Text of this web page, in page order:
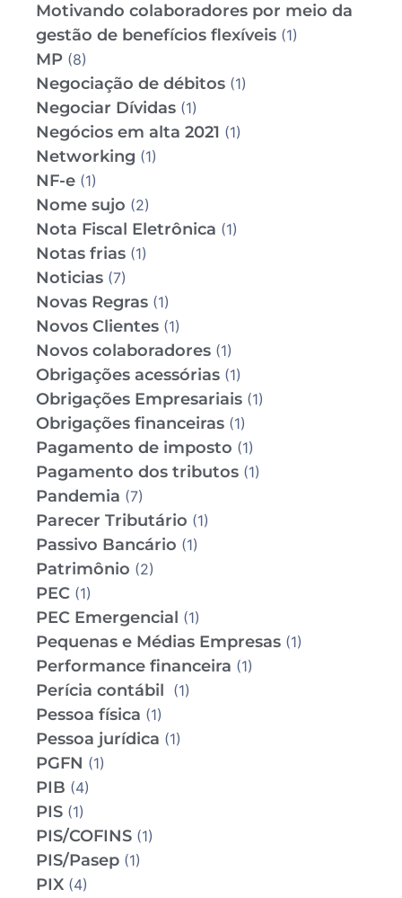
Motivando colaboradores por meio da
gestão de benefícios flexíveis (1)
MP (8)
Negociação de débitos (1)
Negociar Dívidas (1)
Negócios em alta 2021 (1)
Networking (1)
NF-e (1)
Nome sujo (2)
Nota Fiscal Eletrônica (1)
Notas frias (1)
Noticias (7)
Novas Regras (1)
Novos Clientes (1)
Novos colaboradores (1)
Obrigações acessórias (1)
Obrigações Empresariais (1)
Obrigações financeiras (1)
Pagamento de imposto (1)
Pagamento dos tributos (1)
Pandemia (7)
Parecer Tributário (1)
Passivo Bancário (1)
Patrimônio (2)
PEC (1)
PEC Emergencial (1)
Pequenas e Médias Empresas (1)
Performance financeira (1)
Perícia contábil (1)
Pessoa física (1)
Pessoa jurídica (1)
PGFN (1)
PIB (4)
PIS (1)
PIS/COFINS (1)
PIS/Pasep (1)
PIX (4)